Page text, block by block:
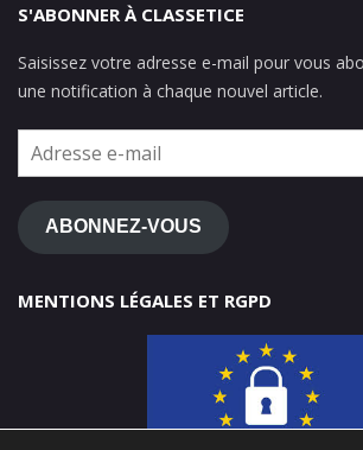
S'ABONNER À CLASSETICE
Saisissez votre adresse e-mail pour vous
une notification à chaque nouvel article.
Adresse
e-
mail
ABONNEZ-VOUS
MENTIONS LÉGALES ET RGPD